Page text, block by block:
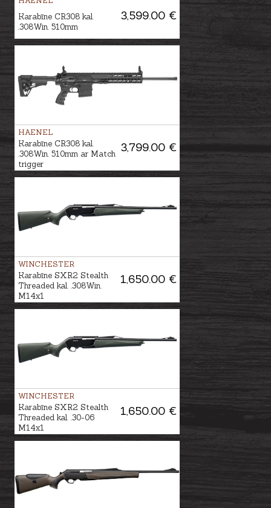
3,599.00 €
Karabīne CR308 kal.
.308Win. 510mm
HAENEL
3,799.00 €
Karabīne CR308 kal.
.308Win. 510mm ar Match
trigger
WINCHESTER
1,650.00 €
Karabīne SXR2 Stealth
Threaded kal. .308Win.
M14x1
WINCHESTER
1,650.00 €
Karabīne SXR2 Stealth
Threaded kal. .30-06
M14x1